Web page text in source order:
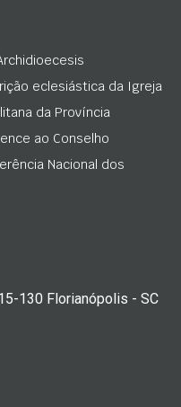
eclesiástica da Igreja
da Província
ao Conselho
Nacional dos
130 Florianópolis - SC